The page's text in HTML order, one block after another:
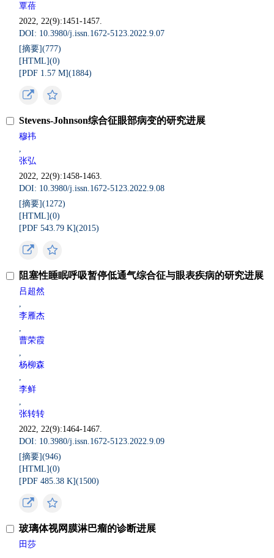
覃蓓
2022, 22(9):1451-1457.
DOI: 10.3980/j.issn.1672-5123.2022.9.07
[摘要](777)
[HTML](0)
[PDF 1.57 M](1884)
Stevens-Johnson综合征眼部病变的研究进展
穆祎
,
张弘
2022, 22(9):1458-1463.
DOI: 10.3980/j.issn.1672-5123.2022.9.08
[摘要](1272)
[HTML](0)
[PDF 543.79 K](2015)
阻塞性睡眠呼吸暂停低通气综合征与眼表疾病的研究进展
吕超然
,
李雁杰
,
曹荣霞
,
杨柳森
,
李鲜
,
张转转
2022, 22(9):1464-1467.
DOI: 10.3980/j.issn.1672-5123.2022.9.09
[摘要](946)
[HTML](0)
[PDF 485.38 K](1500)
玻璃体视网膜淋巴瘤的诊断进展
田莎